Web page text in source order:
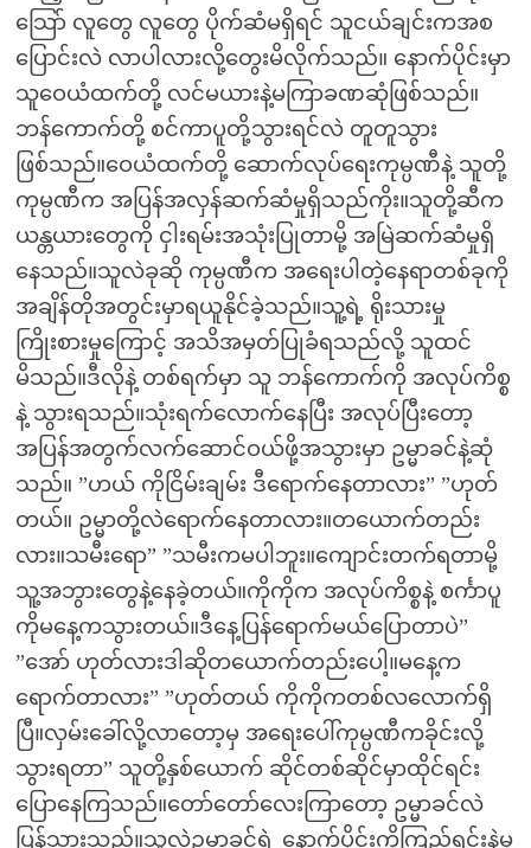
သြော် လူတွေ လူတွေ ပိုက်ဆံမရှိရင် သူငယ်ချင်းကအစ
ပြောင်းလဲ လာပါလားလို့တွေးမိလိုက်သည်။ နောက်ပိုင်းမှာ
သူဝေယံထက်တို့ လင်မယားနဲ့မကြာခဏဆုံဖြစ်သည်။
ဘန်ကောက်တို့ စင်ကာပူတို့သွားရင်လဲ တူတူသွား
ဖြစ်သည်။ဝေယံထက်တို့ ဆောက်လုပ်ရေးကုမ္ပဏီနဲ့ သူတို့
ကုမ္ပဏီက အပြန်အလှန်ဆက်ဆံမှုရှိသည်ကိုး။သူတို့ဆီက
ယန္တယားတွေကို ငှါးရမ်းအသုံးပြုတာမို့ အမြဲဆက်ဆံမှုရှိ
နေသည်။သူလဲခုဆို ကုမ္ပဏီက အရေးပါတဲ့နေရာတစ်ခုကို
အချိန်တိုအတွင်းမှာရယူနိုင်ခဲ့သည်။သူ့ရဲ့ ရိုးသားမှု
ကြိုးစားမှုကြောင့် အသိအမှတ်ပြုခံရသည်လို့ သူထင်
မိသည်။ဒီလိုနဲ့ တစ်ရက်မှာ သူ ဘန်ကောက်ကို အလုပ်ကိစ္စ
နဲ့ သွားရသည်။သုံးရက်လောက်နေပြီး အလုပ်ပြီးတော့
အပြန်အတွက်လက်ဆောင်ဝယ်ဖို့အသွားမှာ ဥမ္မာခင်နဲ့ဆုံ
သည်။ ”ဟယ် ကိုငြိမ်းချမ်း ဒီရောက်နေတာလား” ”ဟုတ်
တယ်။ ဥမ္မာတို့လဲရောက်နေတာလား။တယောက်တည်း
လား။သမီးရော” ”သမီးကမပါဘူး။ကျောင်းတက်ရတာမို့
သူ့အဘွားတွေနဲ့နေခဲ့တယ်။ကိုကိုက အလုပ်ကိစ္စနဲ့ စင်္ကာပူ
ကိုမနေ့ကသွားတယ်။ဒီနေ့ပြန်ရောက်မယ်ပြောတာပဲ”
”အော် ဟုတ်လားဒါဆိုတယောက်တည်းပေါ့။မနေ့က
ရောက်တာလား” ”ဟုတ်တယ် ကိုကိုကတစ်လလောက်ရှိ
ပြီ။လှမ်းခေါ်လို့လာတော့မှ အရေးပေါ်ကုမ္ပဏီကခိုင်းလို့
သွားရတာ” သူတို့နှစ်ယောက် ဆိုင်တစ်ဆိုင်မှာထိုင်ရင်း
ပြောနေကြသည်။တော်တော်လေးကြာတော့ ဥမ္မာခင်လဲ
ပြန်သွားသည်။သူလဲဥမ္မာခင်ရဲ့ နောက်ပိုင်းကိုကြည့်ရင်းနဲ့မှ